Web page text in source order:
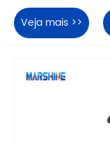
Veja mais >>